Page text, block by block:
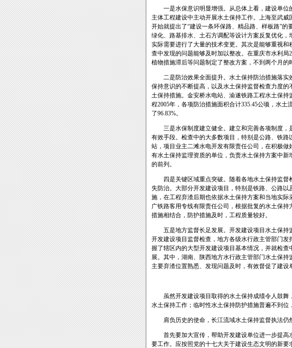
一是水保意识明显增强。从总体上看，建设单位
主体工程建设中主动开展水土保持工作。上海至武
开始就提出了“建设一条环保路、精品路、样板路”
绿化、路基排水、土石方调配等设计方案反复优化
实际需要进行了大量的技术变更。其次是能够重视
查中发现的问题能够及时加以整改。在重庆市水利局
植物措施滞后等问题制定了整改方案，不到两个月的
二是防治效果全面提升。水土保持防治措施落实
保持意识的不断提高，以及水土保持监督检查力度
土保持措施。金安桥水电站、渝遂铁路工程水土保
程2005年，各项防治措施面积合计335.45公顷，水土
了96.83%。
三是水保制度建立健全。建立和完善各项制度，
有效手段。检查中的大多数项目，特别是公路、铁
站，项目业主二滩水电开发有限责任公司，在积极
有水土保持监理资质的单位，负责水土保持方案中
的前列。
四是关键区域重点突破。随着各地水土保持监督
失防治。大部分开发建设项目，特别是铁路、公路
施，在工程弃渣后期也依据水土保持方案和当地实
广铁路客用专线有限责任公司，根据批复的水土保
措施相结合，防护措施及时，工程质量较好。
五是地方监督长足发展。开发建设项目水土保持
开发建设项目监督检查，地方各级水行政主管部门
握了辖区内的大型开发建设项目基本情况，并就检
展。其中，湖南、陕西地方水行政主管部门水土保
主要弃渣位置熟悉、发现问题及时，有效督促了建设
虽然开发建设项目取得的水土保持成绩令人鼓舞
水土保持工作；临时性水土保持防护措施普遍不到位
肩负历史的使命，长江流域水土保持监督执法仍
首先要加大宣传，帮助开发建设单位进一步提高
要工作。应按照党的十七大关于建设生态文明的新